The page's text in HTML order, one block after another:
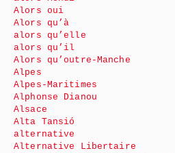
Alors oui
Alors qu’à
alors qu’elle
alors qu’il
Alors qu’outre-Manche
Alpes
Alpes-Maritimes
Alphonse Dianou
Alsace
Alta Tansió
alternative
Alternative Libertaire